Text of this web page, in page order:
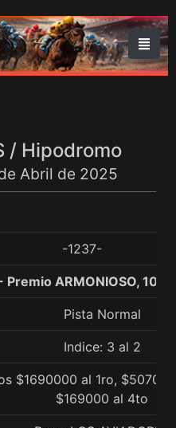
/ Hipodromo
Abril de 2025
-1237-
Premio ARMONIOSO,
Pista Normal
Indice: 3 al 2
$1690000 al 1ro,
$169000 al 4to